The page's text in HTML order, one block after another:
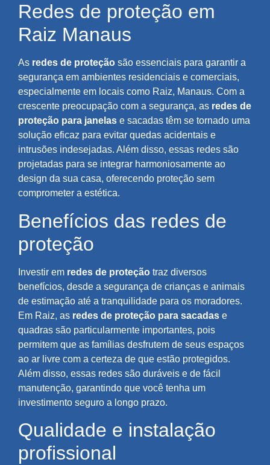
Redes de proteção em
Raiz Manaus
As redes de proteção são essenciais para garantir a
segurança em ambientes residenciais e comerciais,
especialmente em locais como Raiz, Manaus. Com a
crescente preocupação com a segurança, as redes de
proteção para janelas e sacadas têm se tornado uma
solução eficaz para evitar quedas acidentais e
intrusões indesejadas. Além disso, essas redes são
projetadas para se integrar harmoniosamente ao
design da sua casa, oferecendo proteção sem
comprometer a estética.
Benefícios das redes de
proteção
Investir em redes de proteção traz diversos
benefícios, desde a segurança de crianças e animais
de estimação até a tranquilidade para os moradores.
Em Raiz, as redes de proteção para sacadas e
quadras são particularmente importantes, pois
permitem que as famílias desfrutem de seus espaços
ao ar livre com a certeza de que estão protegidos.
Além disso, essas redes são duráveis e de fácil
manutenção, garantindo que você tenha um
investimento seguro a longo prazo.
Qualidade e instalação
profissional